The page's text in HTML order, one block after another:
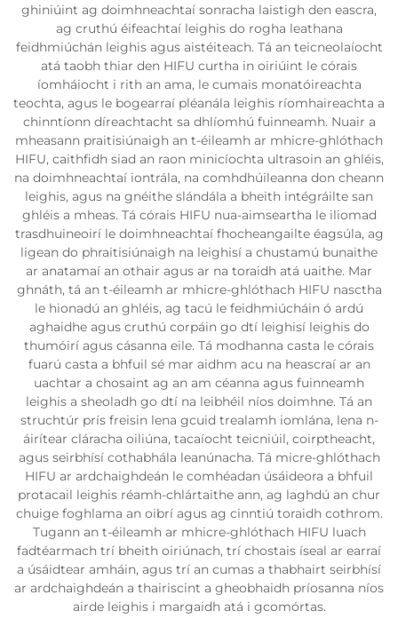
ghiniúint ag doimhneachtaí sonracha laistigh den eascra,
ag cruthú éifeachtaí leighis do rogha leathana
feidhmiúchán leighis agus aistéiteach. Tá an teicneolaíocht
atá taobh thiar den HIFU curtha in oiriúint le córais
íomháiocht i rith an ama, le cumais monatóireachta
teochta, agus le bogearraí pléanála leighis ríomhaireachta a
chinntíonn díreachtacht sa dhlíomhú fuinneamh. Nuair a
mheasann praitisiúnaigh an t-éileamh ar mhicre-ghlóthach
HIFU, caithfidh siad an raon minicíochta ultrasoin an ghléis,
na doimhneachtaí iontrála, na comhdhúileanna don cheann
leighis, agus na gnéithe slándála a bheith intégráilte san
ghléis a mheas. Tá córais HIFU nua-aimseartha le iliomad
trasdhuineoirí le doimhneachtaí fhocheangailte éagsúla, ag
ligean do phraitisiúnaigh na leighisí a chustamú bunaithe
ar anatamaí an othair agus ar na toraidh atá uaithe. Mar
ghnáth, tá an t-éileamh ar mhicre-ghlóthach HIFU nasctha
le hionadú an ghléis, ag tacú le feidhmiúcháin ó ardú
aghaidhe agus cruthú corpáin go dtí leighisí leighis do
thumóirí agus cásanna eile. Tá modhanna casta le córais
fuarú casta a bhfuil sé mar aidhm acu na heascraí ar an
uachtar a chosaint ag an am céanna agus fuinneamh
leighis a sheoladh go dtí na leibhéil níos doimhne. Tá an
struchtúr prís freisin lena gcuid trealamh iomlána, lena n-
áirítear cláracha oiliúna, tacaíocht teicniúil, coirptheacht,
agus seirbhísí cothabhála leanúnacha. Tá micre-ghlóthach
HIFU ar ardchaighdeán le comhéadan úsáideora a bhfuil
protacail leighis réamh-chlártaithe ann, ag laghdú an chur
chuige foghlama an oibrí agus ag cinntiú toraidh cothrom.
Tugann an t-éileamh ar mhicre-ghlóthach HIFU luach
fadtéarmach trí bheith oiriúnach, trí chostais íseal ar earraí
a úsáidtear amháin, agus trí an cumas a thabhairt seirbhísí
ar ardchaighdeán a thairiscint a gheobhaidh príosanna níos
airde leighis i margaidh atá i gcomórtas.